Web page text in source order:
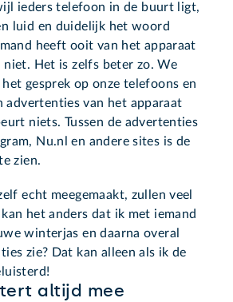
ieders telefoon in de buurt ligt,
luid en duidelijk het woord
heeft ooit van het apparaat
Het is zelfs beter zo. We
gesprek op onze telefoons en
advertenties van het apparaat
niets. Tussen de advertenties
Nu.nl en andere sites is de
zien.
echt meegemaakt, zullen veel
kan het anders dat ik met iemand
winterjas en daarna overal
zie? Dat kan alleen als ik de
altijd mee